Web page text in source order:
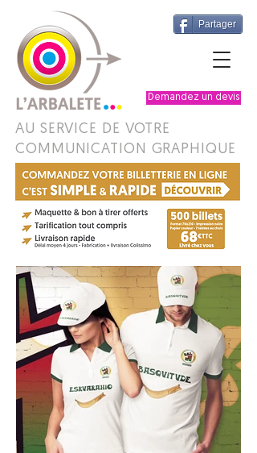
AU SERVICE DE VOTRE
COMMUNICATION GRAPHIQUE
Demandez un devis
Partager